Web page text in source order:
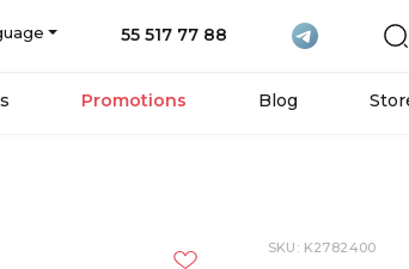
55 517 77 88
Promotions Blog
SKU: K2782400